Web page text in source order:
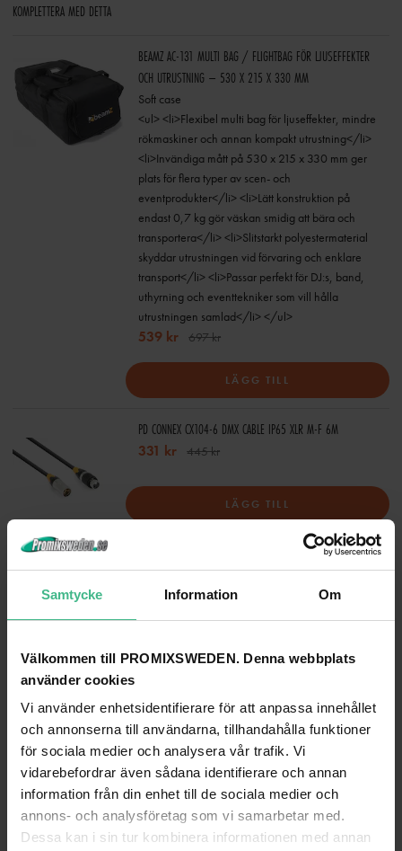
Samtycke Information Om
Välkommen till PROMIXSWEDEN. Denna webbplats
använder cookies
Vi använder enhetsidentifierare för att anpassa innehållet
och annonserna till användarna, tillhandahålla funktioner
för sociala medier och analysera vår trafik. Vi
vidarebefordrar även sådana identifierare och annan
information från din enhet till de sociala medier och
annons- och analysföretag som vi samarbetar med.
Dessa kan i sin tur kombinera informationen med annan
KOMPLETTERA MED DETTA
BEAMZ AC-131 MULTI BAG / FLIGHTBAG FÖR LJUSEFFEKTER
OCH UTRUSTNING – 530 X 215 X 330 MM
Soft case
<ul> <li>Flexibel multi bag för ljuseffekter, mindre
rökmaskiner och annan kompakt utrustning</li>
<li>Invändiga mått på 530 x 215 x 330 mm ger
plats för flera typer av scen- och
eventprodukter</li> <li>Lätt konstruktion på
endast 0,7 kg gör väskan smidig att bära och
transportera</li> <li>Slitstarkt polyestermaterial
skyddar utrustningen vid förvaring och enklare
transport</li> <li>Passar perfekt för DJ:s, band,
uthyrning och eventtekniker som vill hålla
utrustningen samlad</li> </ul>
539 kr 697 kr
LÄGG TILL
PD CONNEX CX104-6 DMX CABLE IP65 XLR M-F 6M
331 kr
445 kr
LÄGG TILL
413 kr
IP klassad kabel link powercon 1,5m el
515 kr 675 kr
PD CONNEX CX07-2 COMBI KABEL STRÖMKONTAKT TR - XLR